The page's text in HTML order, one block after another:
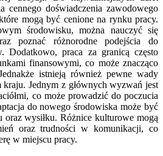
cennego doświadczenia zawodowego
mogą być cenione na rynku pracy.
środowisku, można nauczyć się
poznać różnorodne podejścia do
Dodatkowo, praca za granicą często
finansowymi, co może znacząco
istnieją również pewne wady
Jednym z głównych wyzwań jest
co może prowadzić do poczucia
do nowego środowiska może być
oraz wysiłku. Różnice kulturowe mogą
oraz trudności w komunikacji, co
w miejscu pracy.